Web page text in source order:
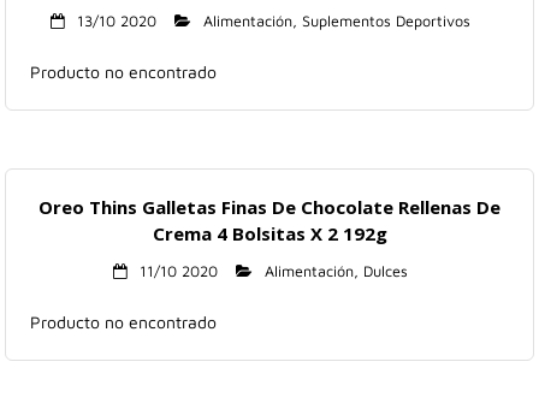
13/10 2020 Alimentación, Suplementos Deportivos
Producto no encontrado
Oreo Thins Galletas Finas De Chocolate Rellenas De
Crema 4 Bolsitas X 2 192g
11/10 2020 Alimentación, Dulces
Producto no encontrado